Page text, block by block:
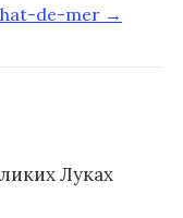
de-mer →
Луках